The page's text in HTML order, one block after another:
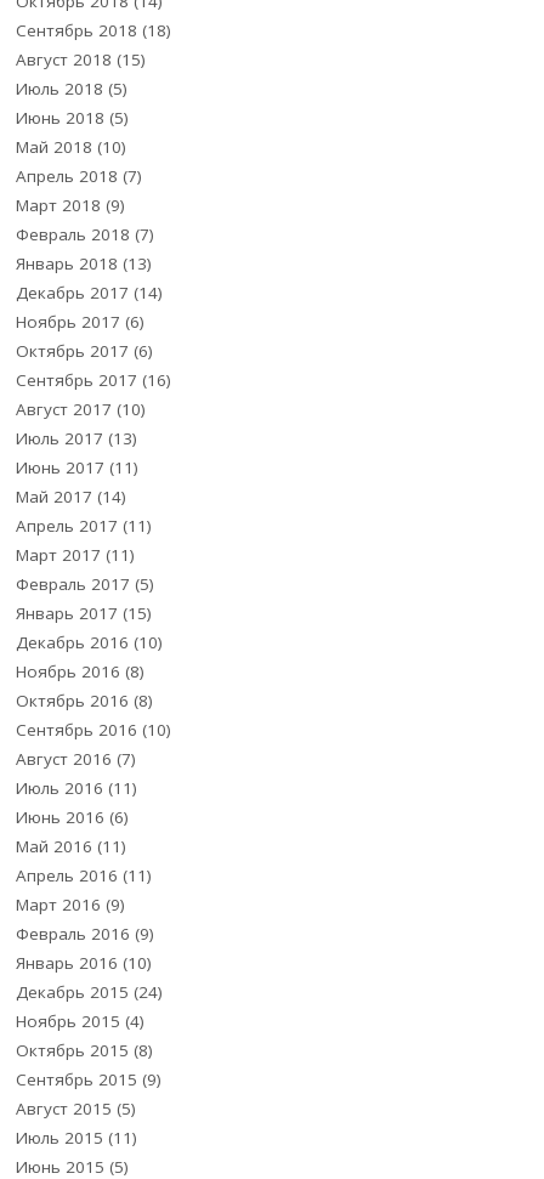
Сентябрь 2018 (18)
Август 2018 (15)
Июль 2018 (5)
Июнь 2018 (5)
Май 2018 (10)
Апрель 2018 (7)
Март 2018 (9)
Февраль 2018 (7)
Январь 2018 (13)
Декабрь 2017 (14)
Ноябрь 2017 (6)
Октябрь 2017 (6)
Сентябрь 2017 (16)
Август 2017 (10)
Июль 2017 (13)
Июнь 2017 (11)
Май 2017 (14)
Апрель 2017 (11)
Март 2017 (11)
Февраль 2017 (5)
Январь 2017 (15)
Декабрь 2016 (10)
Ноябрь 2016 (8)
Октябрь 2016 (8)
Сентябрь 2016 (10)
Август 2016 (7)
Июль 2016 (11)
Июнь 2016 (6)
Май 2016 (11)
Апрель 2016 (11)
Март 2016 (9)
Февраль 2016 (9)
Январь 2016 (10)
Декабрь 2015 (24)
Ноябрь 2015 (4)
Октябрь 2015 (8)
Сентябрь 2015 (9)
Август 2015 (5)
Июль 2015 (11)
Июнь 2015 (5)